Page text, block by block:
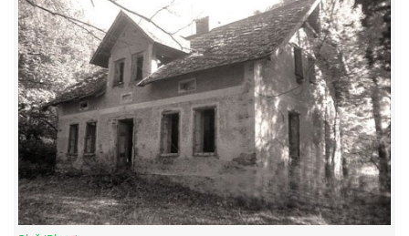
© 2026 eStránky.cz |Aktualizováno: 17. 7. 2026|Nahoru ↑